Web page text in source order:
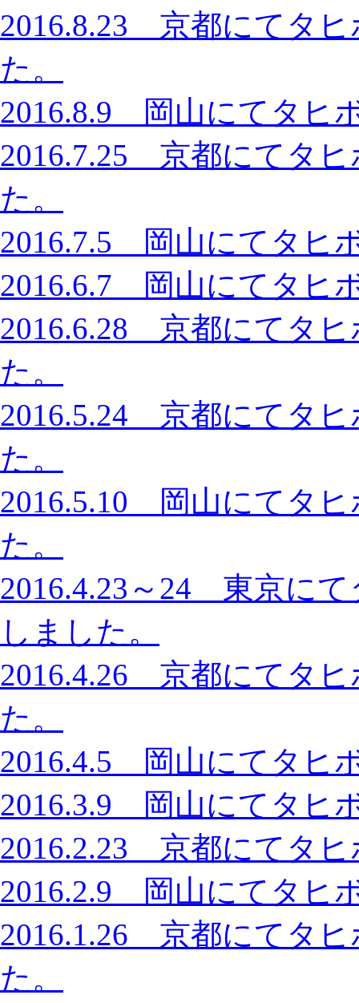
2016.8.23 京都にてタ
た。
2016.8.9 岡山にてタヒ
2016.7.25 京都にてタ
た。
2016.7.5 岡山にてタヒ
2016.6.7 岡山にてタヒ
2016.6.28 京都にてタ
た。
2016.5.24 京都にてタ
た。
2016.5.10 岡山にてタ
た。
2016.4.23～24 東京に
しました。
2016.4.26 京都にてタ
た。
2016.4.5 岡山にてタヒ
2016.3.9 岡山にてタヒ
2016.2.23 京都にてタ
2016.2.9 岡山にてタヒ
2016.1.26 京都にてタ
た。